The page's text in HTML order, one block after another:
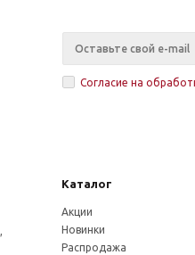
Согласие на
Каталог
Акции
Новинки
Распродажа